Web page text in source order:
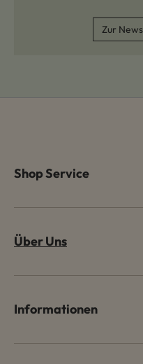
Zur
Shop Service
Über Uns
Informationen